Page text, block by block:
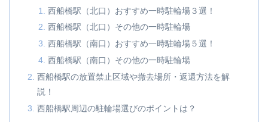
西船橋駅（北口）おすすめ一時駐輪場３選！
西船橋駅（北口）その他の一時駐輪場
西船橋駅（南口）おすすめ一時駐輪場５選！
西船橋駅（南口）その他の一時駐輪場
西船橋駅の放置禁止区域や撤去場所・返還方法を解
説！
西船橋駅周辺の駐輪場選びのポイントは？